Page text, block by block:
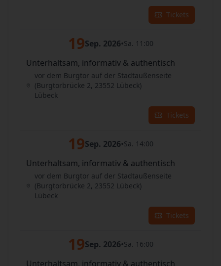
Tickets
19Sep. 2026•Sa. 11:00
Unterhaltsam, informativ & authentisch
vor dem Burgtor auf der Stadtaußenseite
(Burgtorbrücke 2, 23552 Lübeck)
Lübeck
Tickets
19Sep. 2026•Sa. 14:00
Unterhaltsam, informativ & authentisch
vor dem Burgtor auf der Stadtaußenseite
(Burgtorbrücke 2, 23552 Lübeck)
Lübeck
Tickets
19Sep. 2026•Sa. 16:00
Unterhaltsam, informativ & authentisch